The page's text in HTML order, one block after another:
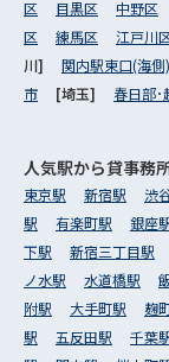
区
目黒区 中野区
区
練馬区 江戸川
川] 関内駅東口(海側
市
[埼玉] 春日部･
人気駅から貸事務
東京駅 新宿駅 渋
駅
有楽町駅 銀座
下駅
新宿三丁目駅
ノ水駅
水道橋駅
附駅
大手町駅 麹
駅
五反田駅 千葉